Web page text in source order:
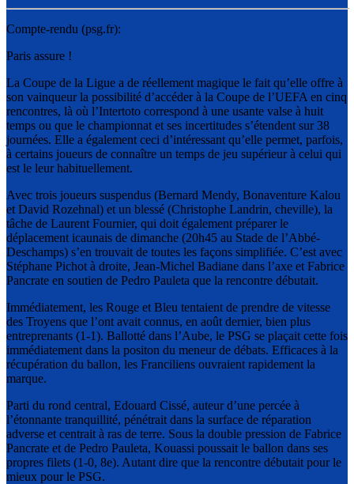
Compte-rendu (psg.fr):
Paris assure !
La Coupe de la Ligue a de réellement magique le fait qu’elle offre à
son vainqueur la possibilité d’accéder à la Coupe de l’UEFA en cinq
rencontres, là où l’Intertoto correspond à une usante valse à huit
temps ou que le championnat et ses incertitudes s’étendent sur 38
journées. Elle a également ceci d’intéressant qu’elle permet, parfois,
à certains joueurs de connaître un temps de jeu supérieur à celui qui
est le leur habituellement.
Avec trois joueurs suspendus (Bernard Mendy, Bonaventure Kalou
et David Rozehnal) et un blessé (Christophe Landrin, cheville), la
tâche de Laurent Fournier, qui doit également préparer le
déplacement icaunais de dimanche (20h45 au Stade de l’Abbé-
Deschamps) s’en trouvait de toutes les façons simplifiée. C’est avec
Stéphane Pichot à droite, Jean-Michel Badiane dans l’axe et Fabrice
Pancrate en soutien de Pedro Pauleta que la rencontre débutait.
Immédiatement, les Rouge et Bleu tentaient de prendre de vitesse
des Troyens que l’ont avait connus, en août dernier, bien plus
entreprenants (1-1). Ballotté dans l’Aube, le PSG se plaçait cette fois
immédiatement dans la positon du meneur de débats. Efficaces à la
récupération du ballon, les Franciliens ouvraient rapidement la
marque.
Parti du rond central, Edouard Cissé, auteur d’une percée à
l’étonnante tranquillité, pénétrait dans la surface de réparation
adverse et centrait à ras de terre. Sous la double pression de Fabrice
Pancrate et de Pedro Pauleta, Kouassi poussait le ballon dans ses
propres filets (1-0, 8e). Autant dire que la rencontre débutait pour le
mieux pour le PSG.